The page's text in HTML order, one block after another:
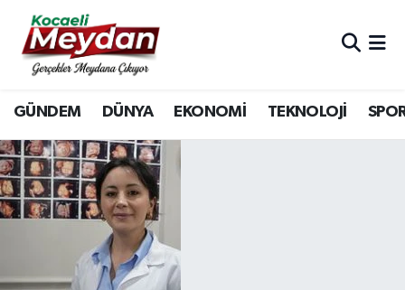
GÜNDEM DÜNYA EKONOMİ TEKNOLOJİ
Nöbetçi Eczaneler
Hava Durumu
Trafik Durumu
Süper Lig Puan Durumu ve Fikstür
Tüm Manşetler